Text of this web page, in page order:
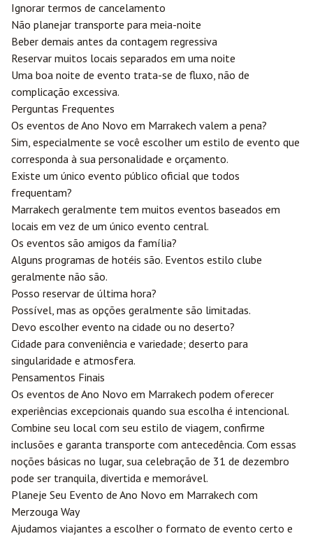
Ignorar termos de cancelamento
Não planejar transporte para meia-noite
Beber demais antes da contagem regressiva
Reservar muitos locais separados em uma noite
Uma boa noite de evento trata-se de fluxo, não de
complicação excessiva.
Perguntas Frequentes
Os eventos de Ano Novo em Marrakech valem a pena?
Sim, especialmente se você escolher um estilo de evento que
corresponda à sua personalidade e orçamento.
Existe um único evento público oficial que todos
frequentam?
Marrakech geralmente tem muitos eventos baseados em
locais em vez de um único evento central.
Os eventos são amigos da família?
Alguns programas de hotéis são. Eventos estilo clube
geralmente não são.
Posso reservar de última hora?
Possível, mas as opções geralmente são limitadas.
Devo escolher evento na cidade ou no deserto?
Cidade para conveniência e variedade; deserto para
singularidade e atmosfera.
Pensamentos Finais
Os eventos de Ano Novo em Marrakech podem oferecer
experiências excepcionais quando sua escolha é intencional.
Combine seu local com seu estilo de viagem, confirme
inclusões e garanta transporte com antecedência. Com essas
noções básicas no lugar, sua celebração de 31 de dezembro
pode ser tranquila, divertida e memorável.
Planeje Seu Evento de Ano Novo em Marrakech com
Merzouga Way
Ajudamos viajantes a escolher o formato de evento certo e